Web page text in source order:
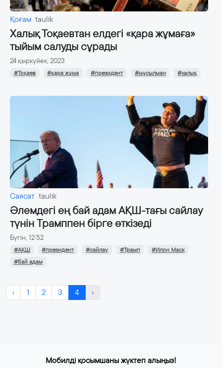
Қоғам taulik
Халық Тоқаевтан елдегі «қара жұмаға»
тыйым салуды сұрады
24 қыркүйек, 2023
#Тоқаев #қара жұма #президент #мұсылман #халық
Саясат taulik
Әлемдегі ең бай адам АҚШ-тағы сайлау
түнін Трамппен бірге өткізеді
Бүгін, 12:52
#АҚШ #президент #сайлау #Трамп
#Илон Маск
#бай адам
‹ 1 2 3 4 ›
Мобилді қосымшаны жүктеп алыңыз!